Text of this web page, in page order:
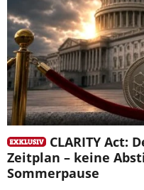
CLARITY Act:
Zeitplan – keine
Sommerpause